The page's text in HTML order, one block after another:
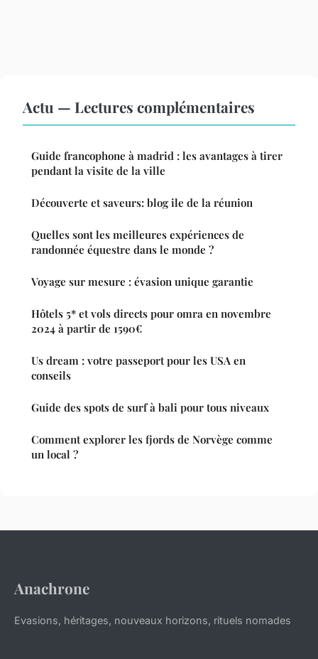
Actu — Lectures complémentaires
Guide francophone à madrid : les avantages à tirer
pendant la visite de la ville
Découverte et saveurs: blog ile de la réunion
Quelles sont les meilleures expériences de
randonnée équestre dans le monde ?
Voyage sur mesure : évasion unique garantie
Hôtels 5* et vols directs pour omra en novembre
2024 à partir de 1590€
Us dream : votre passeport pour les USA en
conseils
Guide des spots de surf à bali pour tous niveaux
Comment explorer les fjords de Norvège comme
un local ?
Anachrone
Evasions, héritages, nouveaux horizons, rituels nomades